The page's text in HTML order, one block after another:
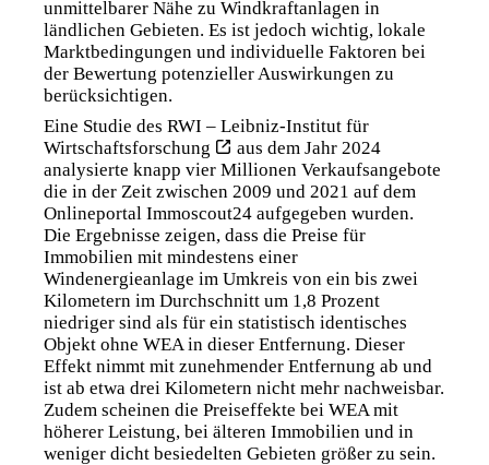
unmittelbarer Nähe zu Windkraftanlagen in
ländlichen Gebieten. Es ist jedoch wichtig, lokale
Marktbedingungen und individuelle Faktoren bei
der Bewertung potenzieller Auswirkungen zu
berücksichtigen.
Eine Studie des RWI – Leibniz-Institut für
Wirtschaftsforschung
aus dem Jahr 2024
analysierte knapp vier Millionen Verkaufsangebote
die in der Zeit zwischen 2009 und 2021 auf dem
Onlineportal Immoscout24 aufgegeben wurden.
Die Ergebnisse zeigen, dass die Preise für
Immobilien mit mindestens einer
Windenergieanlage im Umkreis von ein bis zwei
Kilometern im Durchschnitt um 1,8 Prozent
niedriger sind als für ein statistisch identisches
Objekt ohne WEA in dieser Entfernung. Dieser
Effekt nimmt mit zunehmender Entfernung ab und
ist ab etwa drei Kilometern nicht mehr nachweisbar.
Zudem scheinen die Preiseffekte bei WEA mit
höherer Leistung, bei älteren Immobilien und in
weniger dicht besiedelten Gebieten größer zu sein.